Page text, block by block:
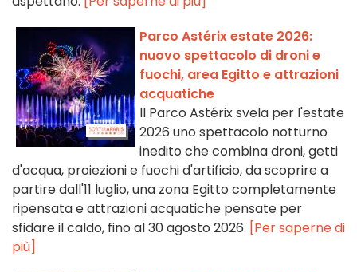
Parco Astérix estate 2026:
nuovo spettacolo di droni e
fuochi, area Egitto e attrazioni
acquatiche
Il Parco Astérix svela per l'estate
2026 uno spettacolo notturno
inedito che combina droni, getti
d'acqua, proiezioni e fuochi d'artificio, da scoprire a
partire dall'11 luglio, una zona Egitto completamente
ripensata e attrazioni acquatiche pensate per
sfidare il caldo, fino al 30 agosto 2026. [Per saperne di
più]